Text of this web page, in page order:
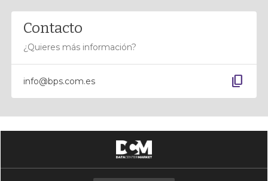
Contacto
¿Quieres más información?
info@bps.com.es content_copy